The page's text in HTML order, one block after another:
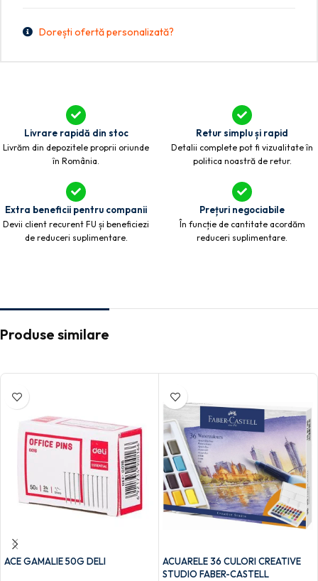
Dorești ofertă personalizată?
Livrare rapidă din stoc
Livrăm din depozitele proprii oriunde
în România.
Retur simplu și rapid
Detalii complete pot fi vizualitate în
politica noastră de retur.
Extra beneficii pentru companii
Devii client recurent FU și beneficiezi
de reduceri suplimentare.
Prețuri negociabile
În funcție de cantitate acordăm
reduceri suplimentare.
Produse similare
ACE GAMALIE 50G DELI
ACUARELE 36 CULORI CREATIVE
STUDIO FABER-CASTELL